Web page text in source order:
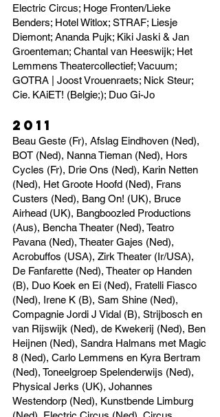
Electric Circus; Hoge Fronten/Lieke
Benders; Hotel Witlox; STRAF; Liesje
Diemont; Ananda Pujk; Kiki Jaski & Jan
Groenteman; Chantal van Heeswijk; Het
Lemmens Theatercollectief; Vacuum;
GOTRA | Joost Vrouenraets; Nick Steur;
Cie. KAiET! (Belgie;); Duo Gi-Jo
2011
Beau Geste (Fr), Afslag Eindhoven (Ned),
BOT (Ned), Nanna Tieman (Ned), Hors
Cycles (Fr), Drie Ons (Ned), Karin Netten
(Ned), Het Groote Hoofd (Ned), Frans
Custers (Ned), Bang On! (UK), Bruce
Airhead (UK), Bangboozled Productions
(Aus), Bencha Theater (Ned), Teatro
Pavana (Ned), Theater Gajes (Ned),
Acrobuffos (USA), Zirk Theater (Ir/USA),
De Fanfarette (Ned), Theater op Handen
(B), Duo Koek en Ei (Ned), Fratelli Fiasco
(Ned), Irene K (B), Sam Shine (Ned),
Compagnie Jordi J Vidal (B), Strijbosch en
van Rijswijk (Ned), de Kwekerij (Ned), Ben
Heijnen (Ned), Sandra Halmans met Magic
8 (Ned), Carlo Lemmens en Kyra Bertram
(Ned), Toneelgroep Spelenderwijs (Ned),
Physical Jerks (UK), Johannes
Westendorp (Ned), Kunstbende Limburg